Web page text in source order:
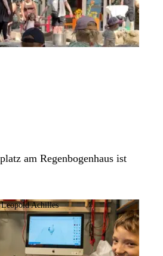
am Regenbogenhaus ist
Leopold Achilles